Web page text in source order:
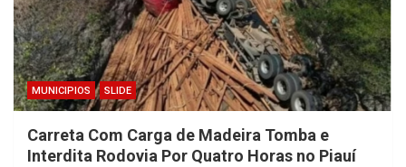
MUNICIPIOS SLIDE
Carreta Com Carga de Madeira Tomba e
Interdita Rodovia Por Quatro Horas no Piauí